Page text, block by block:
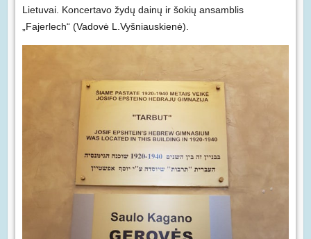
Lietuvai. Koncertavo žydų dainų ir šokių ansamblis
„Fajerlech“ (Vadovė L.Vyšniauskienė).